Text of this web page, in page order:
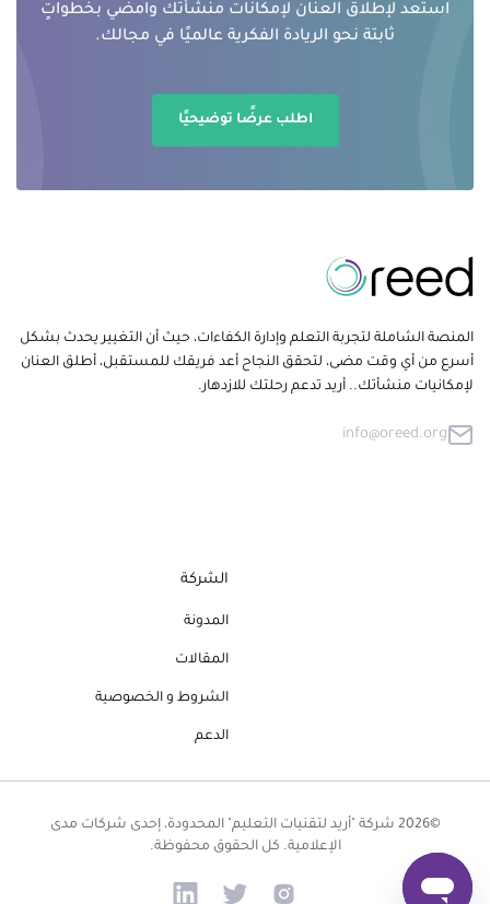
استعد لإطلاق العنان لإمكانات منشأتك وامضي بخطواتٍ
ثابتة نحو الريادة الفكرية عالميًا في مجالك.
اطلب عرضًا توضيحيًا
المنصة الشاملة لتجربة التعلم وإدارة الكفاءات، حيث أن التغيير يحدث بشكل
أسرع من أي وقت مضى، لتحقق النجاح أعد فريقك للمستقبل، أطلق العنان
لإمكانيات منشأتك.. أريد تدعم رحلتك للازدهار.
info@oreed.org
الشركة
المدونة
المقالات
الشروط و الخصوصية
الدعم
©2026 شركة "أريد لتقنيات التعليم" المحدودة، إحدى شركات مدى
الإعلامية. كل الحقوق محفوظة.